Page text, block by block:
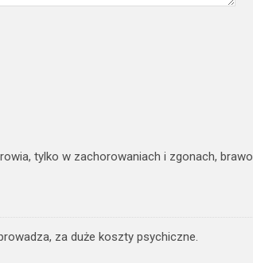
tylko w zachorowaniach i zgonach, brawo
za duże koszty psychiczne.